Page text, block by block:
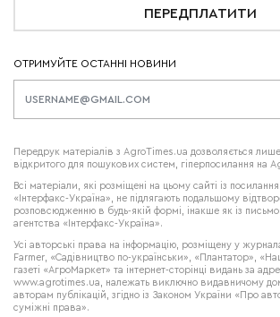
ПЕРЕДПЛАТИТИ
ОТРИМУЙТЕ ОСТАННІ НОВИНИ
Передрук матеріалів з AgroTimes.ua дозволяється
відкритого для пошукових систем, гіперпосилання на
Всі матеріали, які розміщені на цьому сайті із
«Інтерфакс-Україна», не підлягають подальшому
розповсюдженню в будь-якій формі, інакше як із
агентства «Інтерфакс-Україна».
Усі авторські права на інформацію, розміщену у
Farmer, «Садівництво по-українськи», «Плантатор»,
газеті «АгроМаркет» та інтернет-сторінці видань за
www.agrotimes.ua, належать виключно видавничому
авторам публікацій, згідно із Законом України «Про
суміжні права».